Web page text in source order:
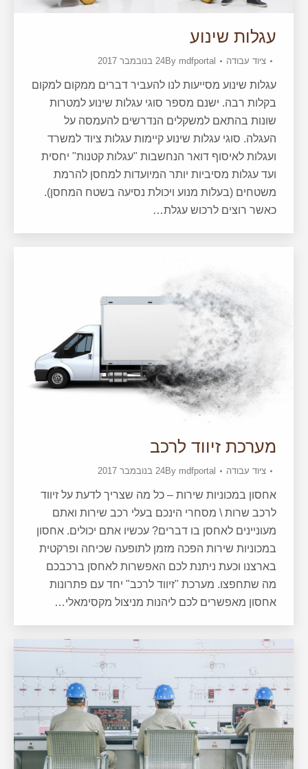
עגלות שינוע
ציוד עבודה By mdfportal 24 בנובמבר 2017
עגלות שינוע מסייעות לנו להעביר דברים ממקום למקום
בקלות רבה. ישנם מספר סוגי עגלות שינוע למטרות
שונות בהתאם למשקלים הנדרשים להעמסה על
העגלה. סוגי עגלות שינוע קיימות עגלות ציוד למשרד
ועגלות לאיסוף דואר הנחשבות "עגלות קטנות" יחסית
ועד עגלות מסיביות יותר המיועדות למחסן להרמת
משטחים (בעלות מנוע ויכולת נסיעה בשטח המחסן).
כאשר רוצים לרכוש עגלת…
מערכת זיווד לרכב
ציוד עבודה By mdfportal 24 בנובמבר 2017
אחסון במכוניות שירות – כל מה שצריך לדעת על זיווד
לרכב שרות \ מסחרי הינכם בעלי רכב שירות ואתם
מעוניינים לאחסן בו דברים? עכשיו אתם יכולים. אחסון
במכוניות שירות הפכה מזמן לתופעה שכיחה ופרקטית
בארצנו וכעת ניתנת לכם האפשרות לאחסן ברכבכם
מה שתחפצו. מערכת "זיווד לרכב" יחד עם פתרונות
אחסון מאפשרים לכם ליהנות מניצול מקסימאלי…